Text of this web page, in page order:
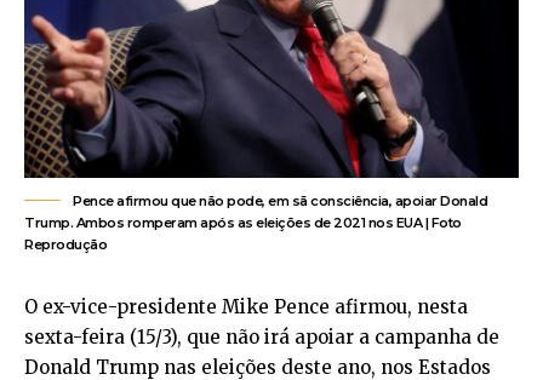
Pence afirmou que não pode, em sã consciência, apoiar Donald
Trump. Ambos romperam após as eleições de 2021 nos EUA | Foto
Reprodução
O ex-vice-presidente Mike Pence afirmou, nesta
sexta-feira (15/3), que não irá apoiar a campanha de
Donald Trump nas eleições deste ano, nos Estados